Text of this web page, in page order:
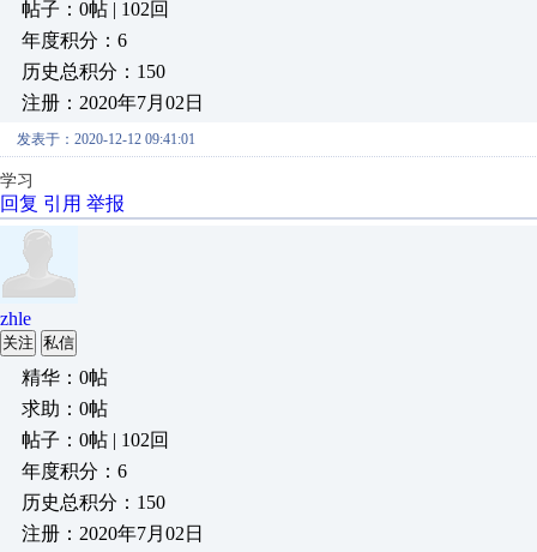
帖子：0帖 | 102回
年度积分：6
历史总积分：150
注册：2020年7月02日
发表于：2020-12-12 09:41:01
学习
回复 引用 举报
zhle
关注 私信
精华：0帖
求助：0帖
帖子：0帖 | 102回
年度积分：6
历史总积分：150
注册：2020年7月02日